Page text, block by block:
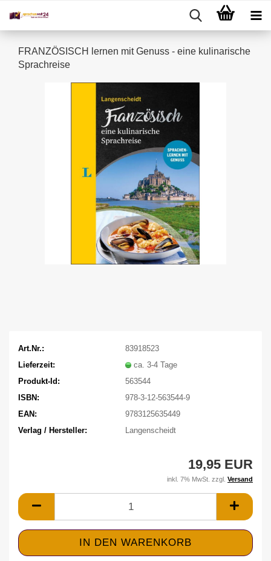
FRANZÖSISCH lernen mit Genuss - eine kulinarische
Sprachreise
Art.Nr.:
83918523
Lieferzeit:
ca. 3-4 Tage
Produkt-Id:
563544
ISBN:
978-3-12-563544-9
EAN:
9783125635449
Verlag / Hersteller:
Langenscheidt
19,95 EUR
inkl. 7% MwSt. zzgl. Versand